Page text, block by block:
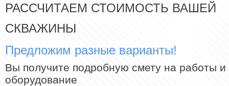
РАССЧИТАЕМ СТОИМОСТЬ ВАШЕЙ
СКВАЖИНЫ
Предложим разные варианты!
Вы получите подробную смету на работы и
оборудование